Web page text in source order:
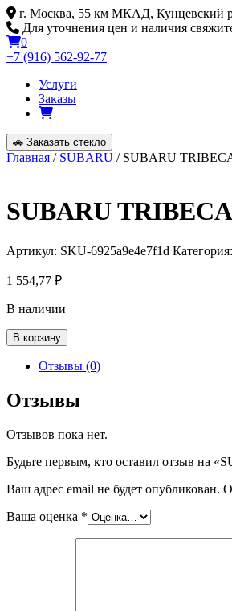
Skip
to
content
г. Москва, 55 км МКАД, Кунцевский
Для уточнения цен и наличия
0
+7 (916) 562-92-77
Услуги
Заказы
🚗 Заказать стекло
Главная / SUBARU / SUBARU
SUBARU
Артикул: SKU-6925a9e4e7f1d Категория:
1 554,77 ₽
В наличии
Количество
товара
SUBARU
1+2
5RGR
шт
В корзину
Отзывы (0)
Отзывы
Отзывов пока нет.
Будьте первым, кто оставил отзыв на
Ваш адрес email не будет опубликован.
Ваша оценка *